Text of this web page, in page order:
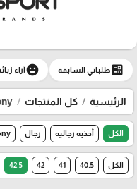
ballotطلباتي السابقة emoji_emotionsآراء
الرئيسية كل المنتجات
الكل أحذيه رجاليه رجال
الكل 40.5
41
42
42.5